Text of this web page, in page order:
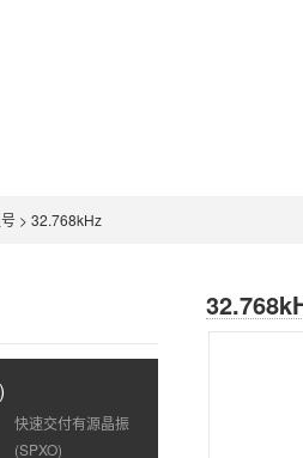
>32.768kHz
快速交付有源晶振
(SPXO)